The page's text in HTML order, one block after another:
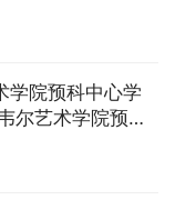
学院预科中心学
尔艺术学院预科